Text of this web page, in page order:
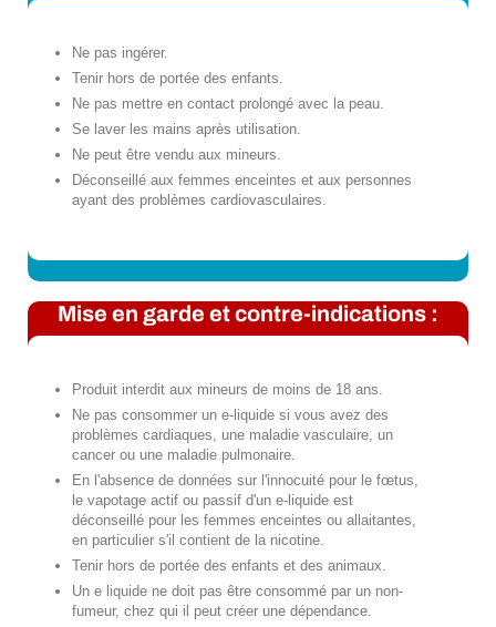
Ne pas ingérer.
Tenir hors de portée des enfants.
Ne pas mettre en contact prolongé avec la peau.
Se laver les mains après utilisation.
Ne peut être vendu aux mineurs.
Déconseillé aux femmes enceintes et aux personnes
ayant des problèmes cardiovasculaires.
Mise en garde et contre-indications :
Produit interdit aux mineurs de moins de 18 ans.
Ne pas consommer un e-liquide si vous avez des
problèmes cardiaques, une maladie vasculaire, un
cancer ou une maladie pulmonaire.
En l'absence de données sur l'innocuité pour le fœtus,
le vapotage actif ou passif d'un e-liquide est
déconseillé pour les femmes enceintes ou allaitantes,
en particulier s'il contient de la nicotine.
Tenir hors de portée des enfants et des animaux.
Un e liquide ne doit pas être consommé par un non-
fumeur, chez qui il peut créer une dépendance.